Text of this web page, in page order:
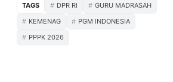
TAGS DPR RI
GURU MADRASAH
KEMENAG
PGM INDONESIA
PPPK 2026